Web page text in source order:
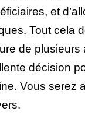
et
Tout cela
de
décision
Vous serez